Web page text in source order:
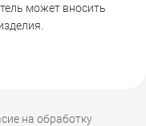
может вносить
на обработку